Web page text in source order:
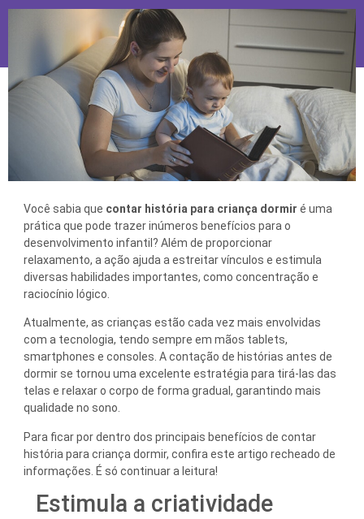
Você sabia que contar história para criança dormir é uma
prática que pode trazer inúmeros benefícios para o
desenvolvimento infantil? Além de proporcionar
relaxamento, a ação ajuda a estreitar vínculos e estimula
diversas habilidades importantes, como concentração e
raciocínio lógico.
Atualmente, as crianças estão cada vez mais envolvidas
com a tecnologia, tendo sempre em mãos tablets,
smartphones e consoles. A contação de histórias antes de
dormir se tornou uma excelente estratégia para tirá-las das
telas e relaxar o corpo de forma gradual, garantindo mais
qualidade no sono.
Para ficar por dentro dos principais benefícios de contar
história para criança dormir, confira este artigo recheado de
informações. É só continuar a leitura!
Estimula a criatividade